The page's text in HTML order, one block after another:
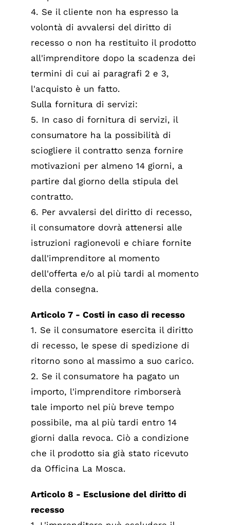
4. Se il cliente non ha espresso la
volontà di avvalersi del diritto di
recesso o non ha restituito il prodotto
all'imprenditore dopo la scadenza dei
termini di cui ai paragrafi 2 e 3,
l'acquisto è un fatto.
Sulla fornitura di servizi:
5. In caso di fornitura di servizi, il
consumatore ha la possibilità di
sciogliere il contratto senza fornire
motivazioni per almeno 14 giorni, a
partire dal giorno della stipula del
contratto.
6. Per avvalersi del diritto di recesso,
il consumatore dovrà attenersi alle
istruzioni ragionevoli e chiare fornite
dall'imprenditore al momento
dell'offerta e/o al più tardi al momento
della consegna.
Articolo 7 - Costi in caso di recesso
1. Se il consumatore esercita il diritto
di recesso, le spese di spedizione di
ritorno sono al massimo a suo carico.
2. Se il consumatore ha pagato un
importo, l'imprenditore rimborserà
tale importo nel più breve tempo
possibile, ma al più tardi entro 14
giorni dalla revoca. Ciò a condizione
che il prodotto sia già stato ricevuto
da Officina La Mosca.
Articolo 8 - Esclusione del diritto di
recesso